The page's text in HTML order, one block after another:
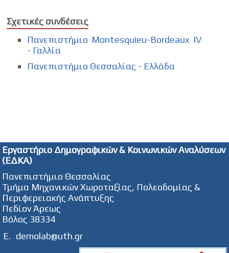
Σχετικές συνδέσεις
Πανεπιστήμιο Montesquieu-Bordeaux IV
- Γαλλία
Πανεπιστήμιο Θεσσαλίας - Ελλάδα
Εργαστήριο Δημογραφικών & Κοινωνικών Αναλύσεων
(ΕΔΚΑ)
Πανεπιστήμιο Θεσσαλίας
Τμήμα Μηχανικών Χωροταξίας, Πολεοδομίας &
Περιφερειακής Ανάπτυξης
Πεδίον Άρεως
Βόλος 38334
E. demolab@uth.gr